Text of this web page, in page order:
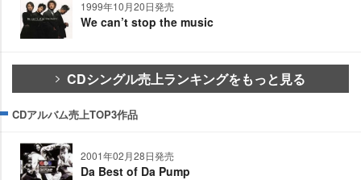
1999年10月20日発売
We can’t stop the music
CDシングル売上ランキングをもっと見る
CDアルバム売上TOP3作品
2001年02月28日発売
Da Best of Da Pump